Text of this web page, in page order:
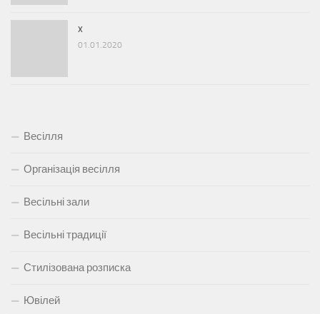
x
01.01.2020
Весілля
Організація весілля
Весільні зали
Весільні традиції
Стилізована розписка
Ювілей